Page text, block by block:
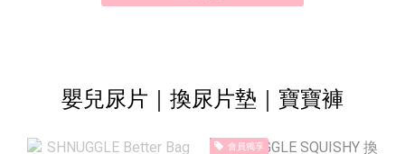
嬰兒尿片｜換尿片墊｜寶寶褲
會員獨享